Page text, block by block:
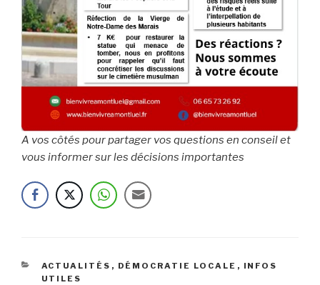
A vos côtés pour partager vos questions en conseil et
vous informer sur les décisions importantes
CATÉGORIES
ACTUALITÉS , DÉMOCRATIE LOCALE , INFOS
UTILES